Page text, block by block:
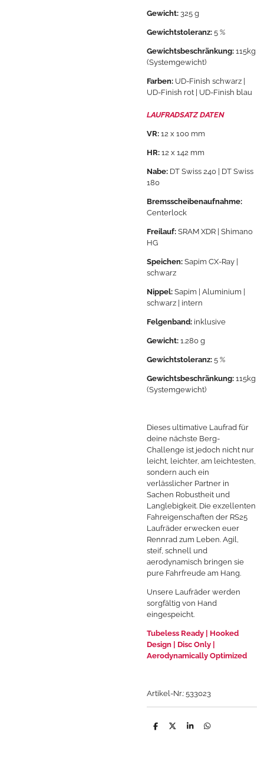
Gewicht: 325 g
Gewichtstoleranz: 5 %
Gewichtsbeschränkung: 115kg
(Systemgewicht)
Farben: UD-Finish schwarz |
UD-Finish rot | UD-Finish blau
LAUFRADSATZ DATEN
VR: 12 x 100 mm
HR: 12 x 142 mm
Nabe: DT Swiss 240 | DT Swiss
180
Bremsscheibenaufnahme:
Centerlock
Freilauf: SRAM XDR | Shimano
HG
Speichen: Sapim CX-Ray |
schwarz
Nippel: Sapim | Aluminium |
schwarz | intern
Felgenband: inklusive
Gewicht: 1.280 g
Gewichtstoleranz: 5 %
Gewichtsbeschränkung: 115kg
(Systemgewicht)
Dieses ultimative Laufrad für
deine nächste Berg-
Challenge ist jedoch nicht nur
leicht, leichter, am leichtesten,
sondern auch ein
verlässlicher Partner in
Sachen Robustheit und
Langlebigkeit. Die exzellenten
Fahreigenschaften der RS25
Laufräder erwecken euer
Rennrad zum Leben. Agil,
steif, schnell und
aerodynamisch bringen sie
pure Fahrfreude am Hang.
Unsere Laufräder werden
sorgfältig von Hand
eingespeicht.
Tubeless Ready | Hooked
Design | Disc Only |
Aerodynamically Optimized
Artikel-Nr.: 533023
T
T
T
T